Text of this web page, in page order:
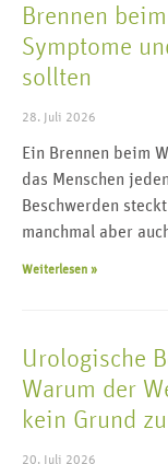
Brennen
Symptome
sollten
28. Juli 2026
Ein Brennen beim
das Menschen
Beschwerden
manchmal aber
Weiterlesen »
Urologische
Warum der
kein Grund
20. Juli 2026